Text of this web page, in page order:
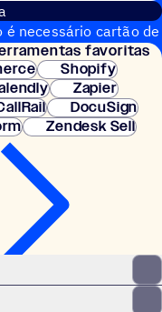
necessário cartão de
favoritas
Shopify
Zapier
DocuSign
Zendesk Sell